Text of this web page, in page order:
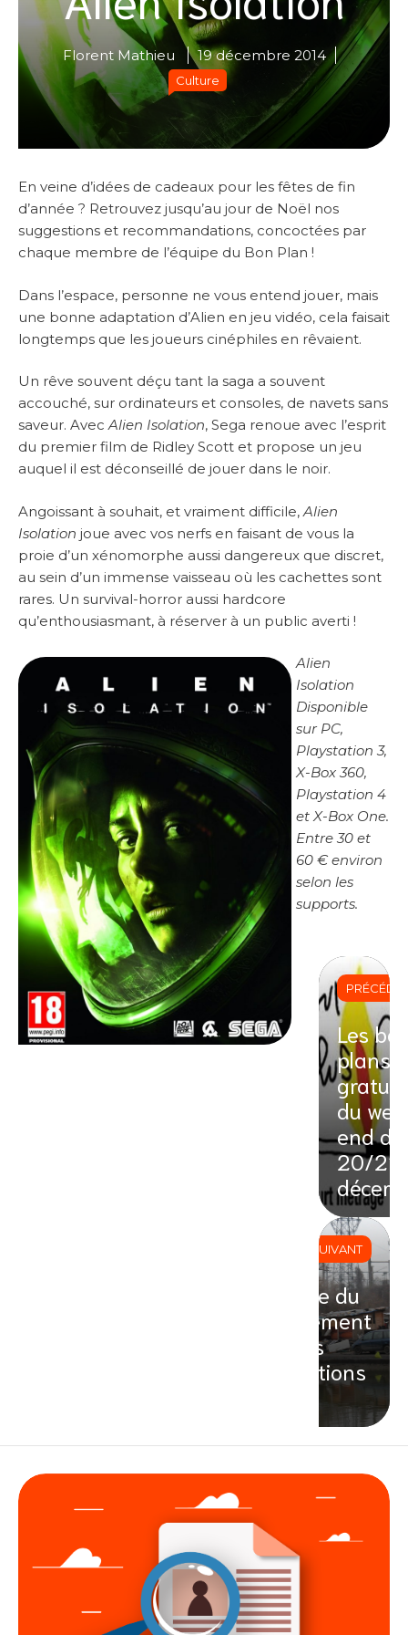
Florent Mathieu 19 décembre 2014
Culture
En veine d’idées de cadeaux pour les fêtes de fin
d’année ? Retrouvez jusqu’au jour de Noël nos
suggestions et recommandations, concoctées par
chaque membre de l’équipe du Bon Plan !
Dans l’espace, personne ne vous entend jouer, mais
une bonne adaptation d’Alien en jeu vidéo, cela faisait
longtemps que les joueurs cinéphiles en rêvaient.
Un rêve souvent déçu tant la saga a souvent
accouché, sur ordinateurs et consoles, de navets sans
saveur. Avec Alien Isolation, Sega renoue avec l’esprit
du premier film de Ridley Scott et propose un jeu
auquel il est déconseillé de jouer dans le noir.
Angoissant à souhait, et vraiment difficile,Alien
Isolation joue avec vos nerfs en faisant de vous la
proie d’un xénomorphe aussi dangereux que discret,
au sein d’un immense vaisseau où les cachettes sont
rares. Un survival-horror aussi hardcore
qu’enthousiasmant, à réserver à un public averti !
Alien
Isolation
Disponible
sur PC,
Playstation 3,
X-Box 360,
Playstation 4
et X-Box One.
Entre 30 et
60 € environ
selon les
supports.
Les
plans
du
end du
20/21
SUIVANT
Crise du
logement
: des
solutions